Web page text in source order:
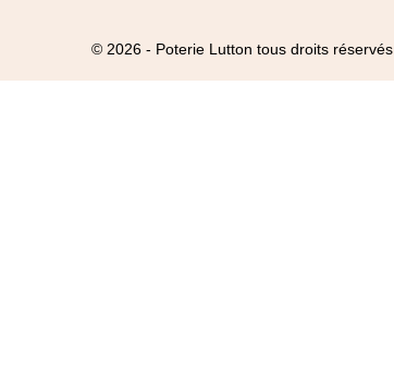
© 2026 - Poterie Lutton tous droits réservés